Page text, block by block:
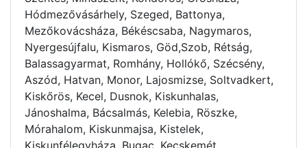
Hódmezővásárhely, Szeged, Battonya,
Mezőkovácsháza, Békéscsaba, Nagymaros,
Nyergesújfalu, Kismaros, Göd,Szob, Rétság,
Balassagyarmat, Romhány, Hollókő, Szécsény,
Aszód, Hatvan, Monor, Lajosmizse, Soltvadkert,
Kiskőrös, Kecel, Dusnok, Kiskunhalas,
Jánoshalma, Bácsalmás, Kelebia, Röszke,
Mórahalom, Kiskunmajsa, Kistelek,
Kiskunfélegyháza, Bugac, Kecskemét,